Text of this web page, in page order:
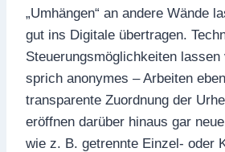
„Umhängen“ an andere Wände
gut ins Digitale übertragen.
Steuerungsmöglichkeiten
sprich anonymes – Arbeiten
transparente Zuordnung der
eröffnen darüber hinaus gar
wie z. B. getrennte Einzel- oder